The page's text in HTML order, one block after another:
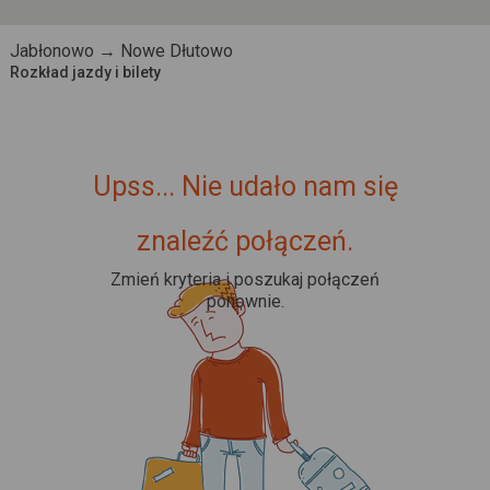
Jabłonowo → Nowe Dłutowo
Rozkład jazdy i bilety
Upss... Nie udało nam się
znaleźć połączeń.
Zmień kryteria i poszukaj połączeń
ponownie.